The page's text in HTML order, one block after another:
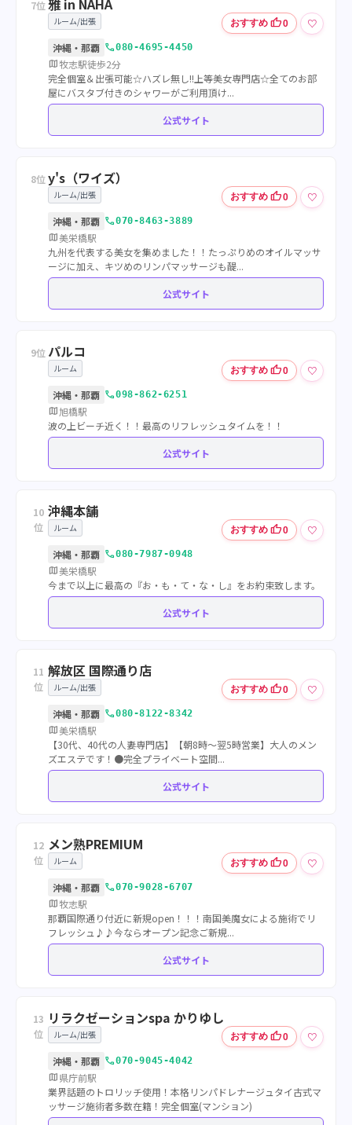
7位雅 in NAHA
ルーム/出張 おすすめ thumb_up0
♡
沖縄・那覇 call080-4695-4450
map牧志駅徒歩2分
完全個室＆出張可能☆ハズレ無し!!上等美女専門店☆全てのお部
屋にバスタブ付きのシャワーがご利用頂け...
公式サイト
8位y's（ワイズ）
ルーム/出張 おすすめ thumb_up0
♡
沖縄・那覇 call070-8463-3889
map美栄橋駅
九州を代表する美女を集めました！！たっぷりめのオイルマッサ
ージに加え、キツめのリンパマッサージも醍...
公式サイト
9位 パルコ
ルーム おすすめ thumb_up0
♡
沖縄・那覇 call098-862-6251
map旭橋駅
波の上ビーチ近く！！最高のリフレッシュタイムを！！
公式サイト
10
位
沖縄本舗
ルーム おすすめ thumb_up0
♡
沖縄・那覇 call080-7987-0948
map美栄橋駅
今まで以上に最高の『お・も・て・な・し』をお約束致します。
公式サイト
11
位
解放区 国際通り店
ルーム/出張 おすすめ thumb_up0
♡
沖縄・那覇 call080-8122-8342
map美栄橋駅
【30代、40代の人妻専門店】【朝8時～翌5時営業】大人のメン
ズエステです！●完全プライベート空間...
公式サイト
12
位
メン熟PREMIUM
ルーム おすすめ thumb_up0
♡
沖縄・那覇 call070-9028-6707
map牧志駅
那覇国際通り付近に新規open！！！南国美魔女による施術でリ
フレッシュ♪♪今ならオープン記念ご新規...
公式サイト
13
位
リラクゼーションspa かりゆし
ルーム/出張 おすすめ thumb_up0
♡
沖縄・那覇 call070-9045-4042
map県庁前駅
業界話題のトロリッチ使用！本格リンパドレナージュタイ古式マ
ッサージ施術者多数在籍！完全個室(マンション)